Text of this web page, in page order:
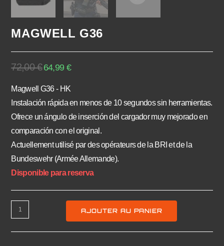
MAGWELL G36
72,00€64,99 €
Magwell G36 - HK
Instalación rápida en menos de 10 segundos sin herramientas.
Ofrece un ángulo de inserción del cargador muy mejorado en
comparación con el original.
Actuellement utilisé par des opérateurs de la BRI et de la
Bundeswehr (Armée Allemande).
Disponible para reserva
AJOUTER AU PANIER